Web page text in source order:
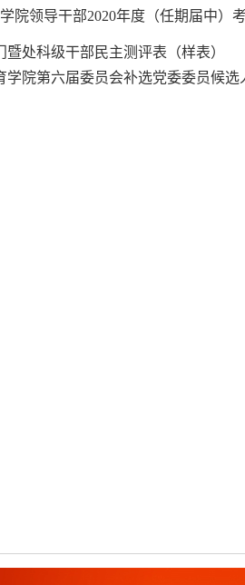
院领导干部2020年度（任期届中）
暨处科级干部民主测评表（样表）
学院第六届委员会补选党委委员候